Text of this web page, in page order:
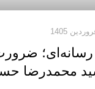
ضرورت
محمدرضا